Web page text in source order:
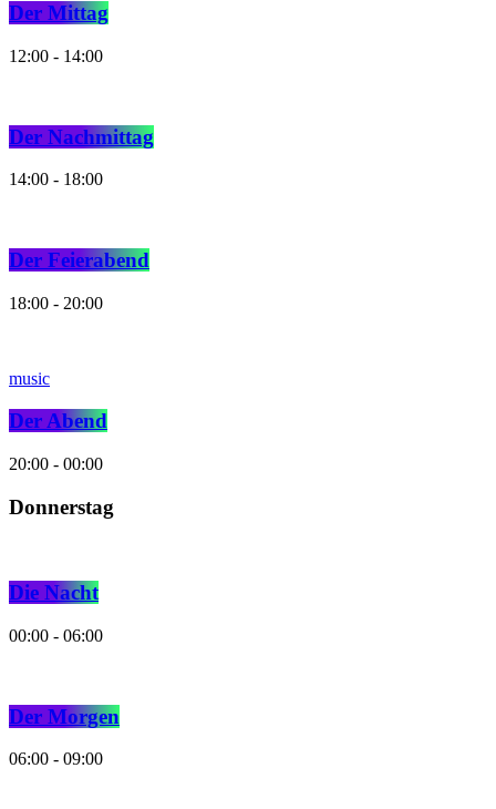
Der Mittag
12:00 - 14:00
Der Nachmittag
14:00 - 18:00
Der Feierabend
18:00 - 20:00
music
Der Abend
20:00 - 00:00
Donnerstag
Die Nacht
00:00 - 06:00
Der Morgen
06:00 - 09:00